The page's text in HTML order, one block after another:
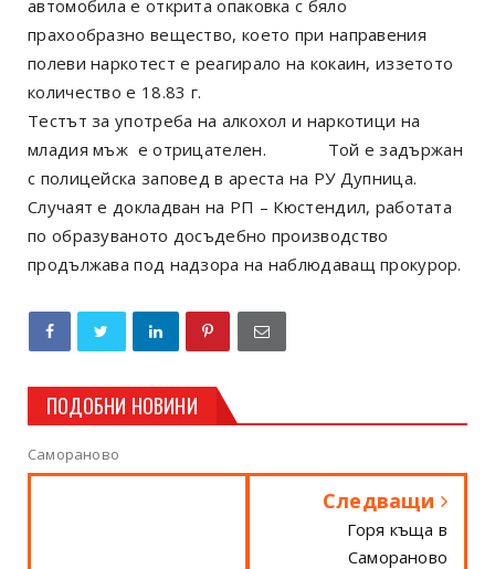
автомобила е открита опаковка с бяло
прахообразно вещество, което при направения
полеви наркотест е реагирало на кокаин, иззетото
количество е 18.83 г.
Тестът за употреба на алкохол и наркотици на
младия мъж е отрицателен. Той е задържан
с полицейска заповед в ареста на РУ Дупница.
Случаят е докладван на РП – Кюстендил, работата
по образуваното досъдебно производство
продължава под надзора на наблюдаващ прокурор.
ПОДОБНИ НОВИНИ
Самораново
Следващи
Горя къща в
Самораново